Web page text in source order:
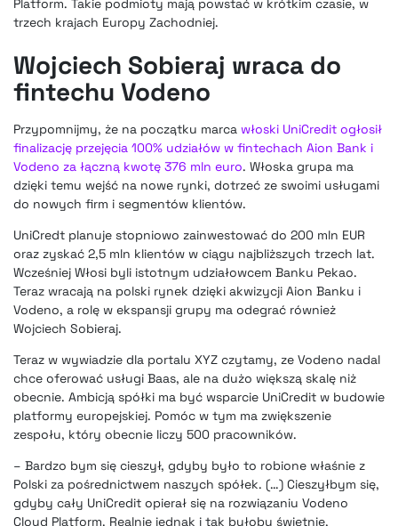
trzech krajach Europy Zachodniej.
Wojciech Sobieraj wraca do
fintechu Vodeno
Przypomnijmy, że na początku marca włoski UniCredit ogłosił
finalizację przejęcia 100% udziałów w fintechach Aion Bank i
Vodeno za łączną kwotę 376 mln euro. Włoska grupa ma
dzięki temu wejść na nowe rynki, dotrzeć ze swoimi usługami
do nowych firm i segmentów klientów.
UniCredt planuje stopniowo zainwestować do 200 mln EUR
oraz zyskać 2,5 mln klientów w ciągu najbliższych trzech lat.
Wcześniej Włosi byli istotnym udziałowcem Banku Pekao.
Teraz wracają na polski rynek dzięki akwizycji Aion Banku i
Vodeno, a rolę w ekspansji grupy ma odegrać również
Wojciech Sobieraj.
Teraz w wywiadzie dla portalu XYZ czytamy, ze Vodeno nadal
chce oferować usługi Baas, ale na dużo większą skalę niż
obecnie. Ambicją spółki ma być wsparcie UniCredit w budowie
platformy europejskiej. Pomóc w tym ma zwiększenie
zespołu, który obecnie liczy 500 pracowników.
– Bardzo bym się cieszył, gdyby było to robione właśnie z
Polski za pośrednictwem naszych spółek. (…) Cieszyłbym się,
gdyby cały UniCredit opierał się na rozwiązaniu Vodeno
Cloud Platform. Realnie jednak i tak byłoby świetnie,